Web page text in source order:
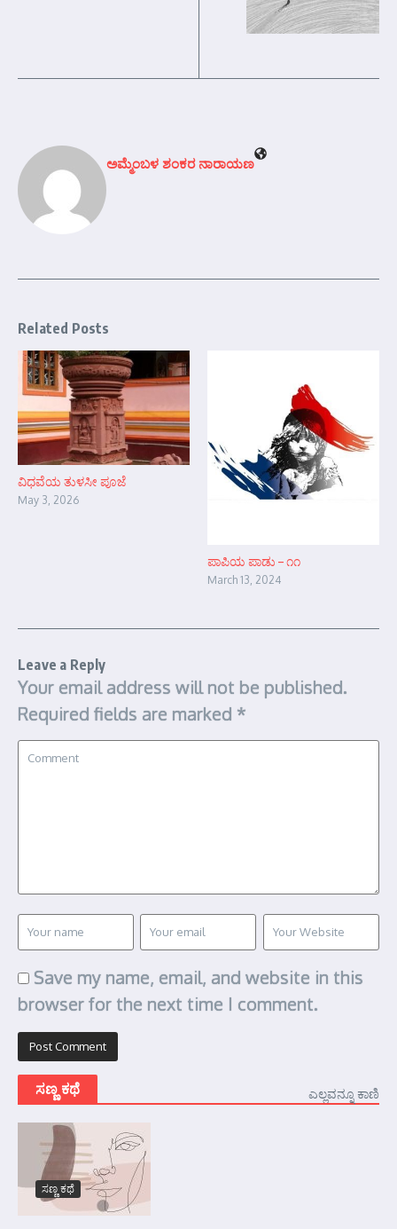
ಅಮ್ಮೆಂಬಳ ಶಂಕರ ನಾರಾಯಣ
Related Posts
ವಿಧವೆಯ ತುಳಸೀ ಪೂಜೆ
May 3, 2026
ಪಾಪಿಯ ಪಾಡು – ೧೧
March 13, 2024
Leave a Reply
Your email address will not be published.
Required fields are marked *
Save my name, email, and website in this
browser for the next time I comment.
ಸಣ್ಣ ಕಥೆ ಎಲ್ಲವನ್ನೂ ಕಾಣಿ
ಸಣ್ಣ ಕಥೆ